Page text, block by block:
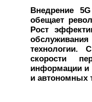
Внедрение
обещает
Рост
технологии.
скорости
информации и
и автономных